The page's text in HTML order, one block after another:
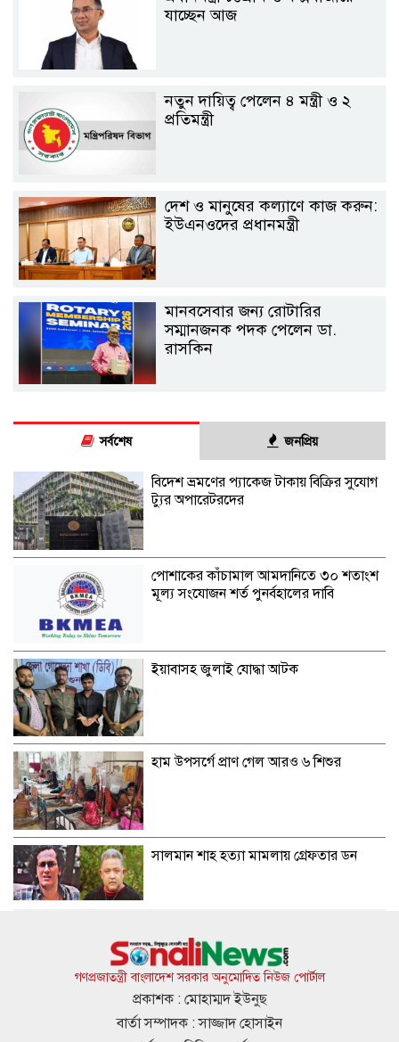
যাচ্ছেন আজ
নতুন দায়িত্ব পেলেন ৪ মন্ত্রী ও ২
প্রতিমন্ত্রী
দেশ ও মানুষের কল্যাণে কাজ করুন:
ইউএনওদের প্রধানমন্ত্রী
মানবসেবার জন্য রোটারির
সম্মানজনক পদক পেলেন ডা.
রাসকিন
সর্বশেষ জনপ্রিয়
বিদেশ ভ্রমণের প্যাকেজ টাকায় বিক্রির সুযোগ
ট্যুর অপারেটরদের
পোশাকের কাঁচামাল আমদানিতে ৩০ শতাংশ
মূল্য সংযোজন শর্ত পুনর্বহালের দাবি
ইয়াবাসহ জুলাই যোদ্ধা আটক
হাম উপসর্গে প্রাণ গেল আরও ৬ শিশুর
সালমান শাহ হত্যা মামলায় গ্রেফতার ডন
স্থানীয় নির্বাচনে মোট ভোটার ১২ কোটি ৮৬
লাখ
গণপ্রজাতন্ত্রী বাংলাদেশ সরকার অনুমোদিত নিউজ পোর্টাল
প্রকাশক : মোহাম্মদ ইউনুছ
বার্তা সম্পাদক : সাজ্জাদ হোসাইন